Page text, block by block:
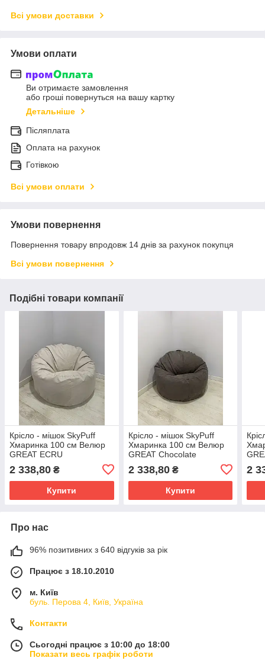
Всі умови доставки
Умови оплати
Ви отримаєте замовлення
або гроші повернуться на вашу картку
Детальніше
Післяплата
Оплата на рахунок
Готівкою
Всі умови оплати
Умови повернення
Повернення товару впродовж 14 днів за рахунок покупця
Всі умови повернення
Подібні товари компанії
Крісло - мішок SkyPuff
Хмаринка 100 см Велюр
GREAT ECRU
2 338,80 ₴
Купити
Крісло - мішок SkyPuff
Хмаринка 100 см Велюр
GREAT Chocolate
2 338,80₴
Купити
2
Про нас
96% позитивних з 640 відгуків за рік
Працює з 18.10.2010
м. Київ
буль. Перова 4, Київ, Україна
Контакти
Сьогодні працює з 10:00 до 18:00
Показати весь графік роботи